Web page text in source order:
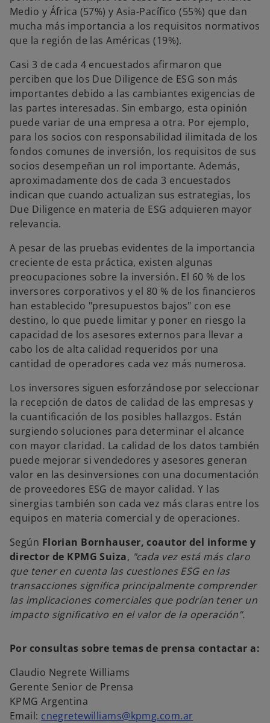
Medio y África (57%) y Asia-Pacífico (55%) que dan
mucha más importancia a los requisitos normativos
que la región de las Américas (19%).
Casi 3 de cada 4 encuestados afirmaron que
perciben que los Due Diligence de ESG son más
importantes debido a las cambiantes exigencias de
las partes interesadas. Sin embargo, esta opinión
puede variar de una empresa a otra. Por ejemplo,
para los socios con responsabilidad ilimitada de los
fondos comunes de inversión, los requisitos de sus
socios desempeñan un rol importante. Además,
aproximadamente dos de cada 3 encuestados
indican que cuando actualizan sus estrategias, los
Due Diligence en materia de ESG adquieren mayor
relevancia.
A pesar de las pruebas evidentes de la importancia
creciente de esta práctica, existen algunas
preocupaciones sobre la inversión. El 60 % de los
inversores corporativos y el 80 % de los financieros
han establecido "presupuestos bajos" con ese
destino, lo que puede limitar y poner en riesgo la
capacidad de los asesores externos para llevar a
cabo los de alta calidad requeridos por una
cantidad de operadores cada vez más numerosa.
Los inversores siguen esforzándose por seleccionar
la recepción de datos de calidad de las empresas y
la cuantificación de los posibles hallazgos. Están
surgiendo soluciones para determinar el alcance
con mayor claridad. La calidad de los datos también
puede mejorar si vendedores y asesores generan
valor en las desinversiones con una documentación
de proveedores ESG de mayor calidad. Y las
sinergias también son cada vez más claras entre los
equipos en materia comercial y de operaciones.
Según Florian Bornhauser, coautor del informe y
director de KPMG Suiza, "cada vez está más claro
que tener en cuenta las cuestiones ESG en las
transacciones significa principalmente comprender
las implicaciones comerciales que podrían tener un
impacto significativo en el valor de la operación”.
Por consultas sobre temas de prensa contactar a:
Claudio Negrete Williams
Gerente Senior de Prensa
KPMG Argentina
Email: cnegretewilliams@kpmg.com.ar